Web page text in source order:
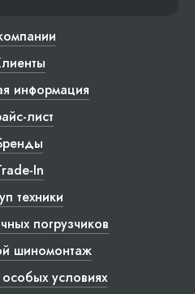
информация
лист
In
техники
погрузчиков
шиномонтаж
условиях